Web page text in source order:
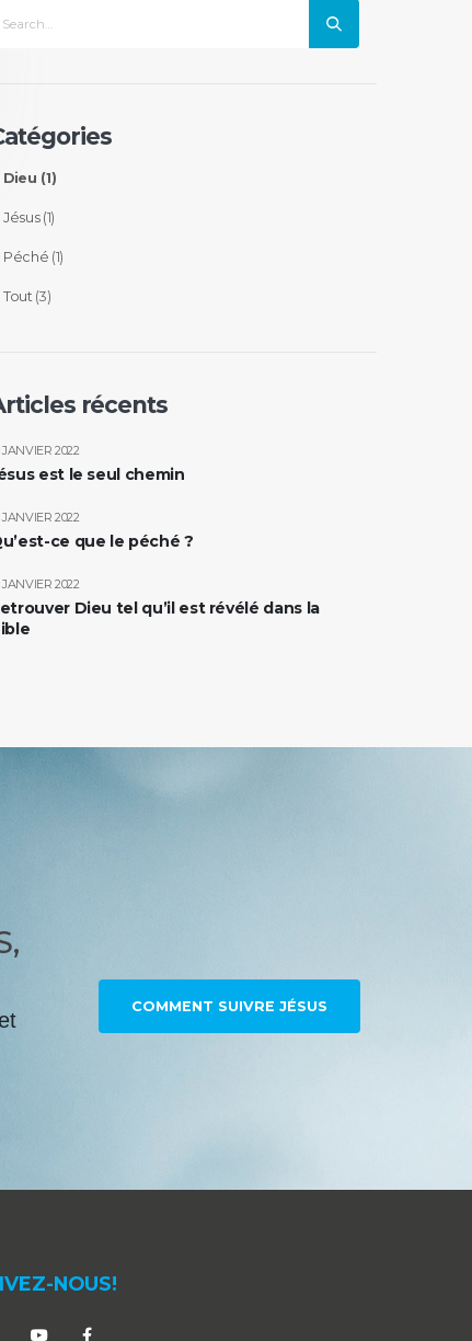
Dieu (1)
Jésus(1)
Péché (1)
Tout(3)
récents
est le seul chemin
JANVIER 2022
ce que le péché ?
JANVIER 2022
Dieu tel qu’il est révélé dans la
JANVIER 2022
COMMENT SUIVRE JÉSUS
NOUS!